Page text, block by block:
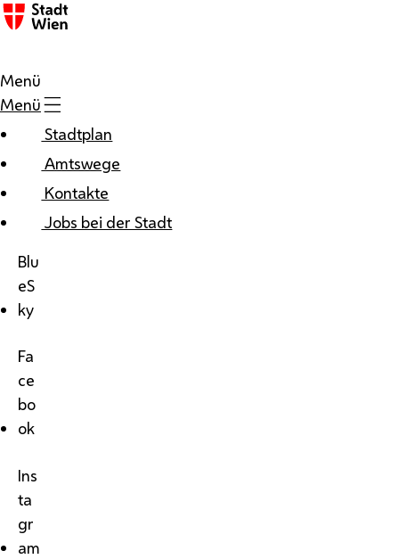
Menü
Menü
Stadtplan
Amtswege
Kontakte
Jobs bei der Stadt
Blu
eS
ky
Fa
ce
bo
ok
Ins
ta
gr
am